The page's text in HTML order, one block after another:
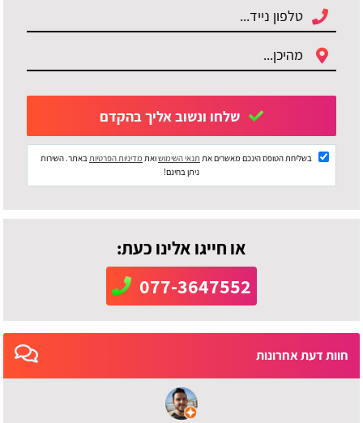
בשליחת הטופס הינכם מאשרים את תנאי השימושואת מדיניות הפרטיותבאתר. השירות
ניתן בחינם!
או חייגו אלינו כעת:
077-3647552
חוות דעת אחרונות